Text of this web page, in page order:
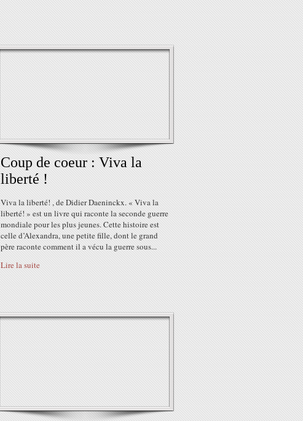
Coup de coeur : Viva la
liberté !
Viva la liberté! , de Didier Daeninckx. « Viva la
liberté! » est un livre qui raconte la seconde guerre
mondiale pour les plus jeunes. Cette histoire est
celle d’Alexandra, une petite fille, dont le grand
père raconte comment il a vécu la guerre sous...
Lire la suite